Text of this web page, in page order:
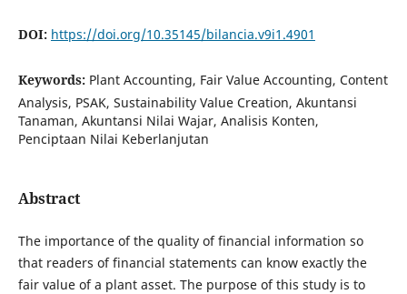
DOI: https://doi.org/10.35145/bilancia.v9i1.4901
Keywords: Plant Accounting, Fair Value Accounting, Content
Analysis, PSAK, Sustainability Value Creation, Akuntansi
Tanaman, Akuntansi Nilai Wajar, Analisis Konten,
Penciptaan Nilai Keberlanjutan
Abstract
The importance of the quality of financial information so
that readers of financial statements can know exactly the
fair value of a plant asset. The purpose of this study is to